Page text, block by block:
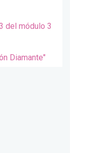
del módulo 3
Diamante"